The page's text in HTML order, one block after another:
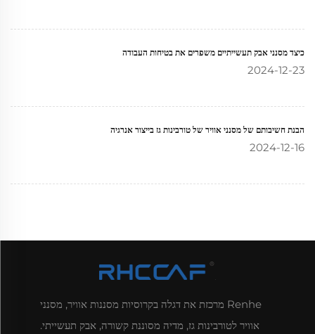
כיצד מסנני אבק תעשייתיים משפרים את בטיחות העבודה
2024-12-23
הבנת חשיבותם של מסנני אוויר של טורבינות גז בייצור אנרגיה
2024-12-16
Renhe מרכזת את דגלה בקרוסיות מסננות אוויר, מסנני
אוויר לטורבינות גז, מדיה מסוננת קשורה, אבק תעשייתי.